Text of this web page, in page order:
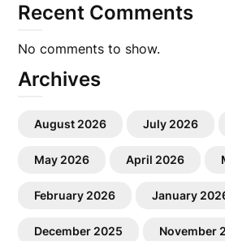
Recent Comments
No comments to show.
Archives
August 2026 July 2026
May 2026 April 2026
February 2026 January
December 2025 November